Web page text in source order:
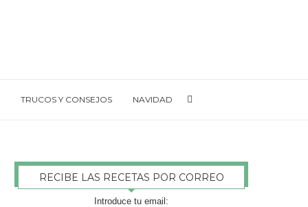
TRUCOS Y CONSEJOS NAVIDAD
RECIBE LAS RECETAS POR CORREO
Introduce tu email: